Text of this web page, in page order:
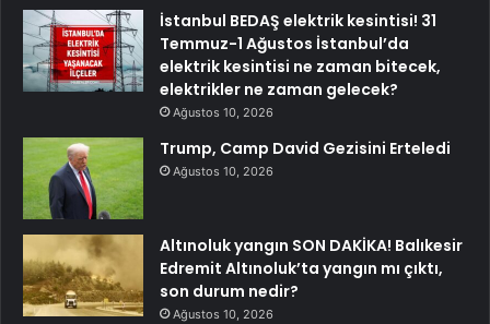
İstanbul BEDAŞ elektrik kesintisi! 31
Temmuz-1 Ağustos İstanbul’da
elektrik kesintisi ne zaman bitecek,
elektrikler ne zaman gelecek?
Ağustos 10, 2026
Trump, Camp David Gezisini Erteledi
Ağustos 10, 2026
Altınoluk yangın SON DAKİKA! Balıkesir
Edremit Altınoluk’ta yangın mı çıktı,
son durum nedir?
Ağustos 10, 2026